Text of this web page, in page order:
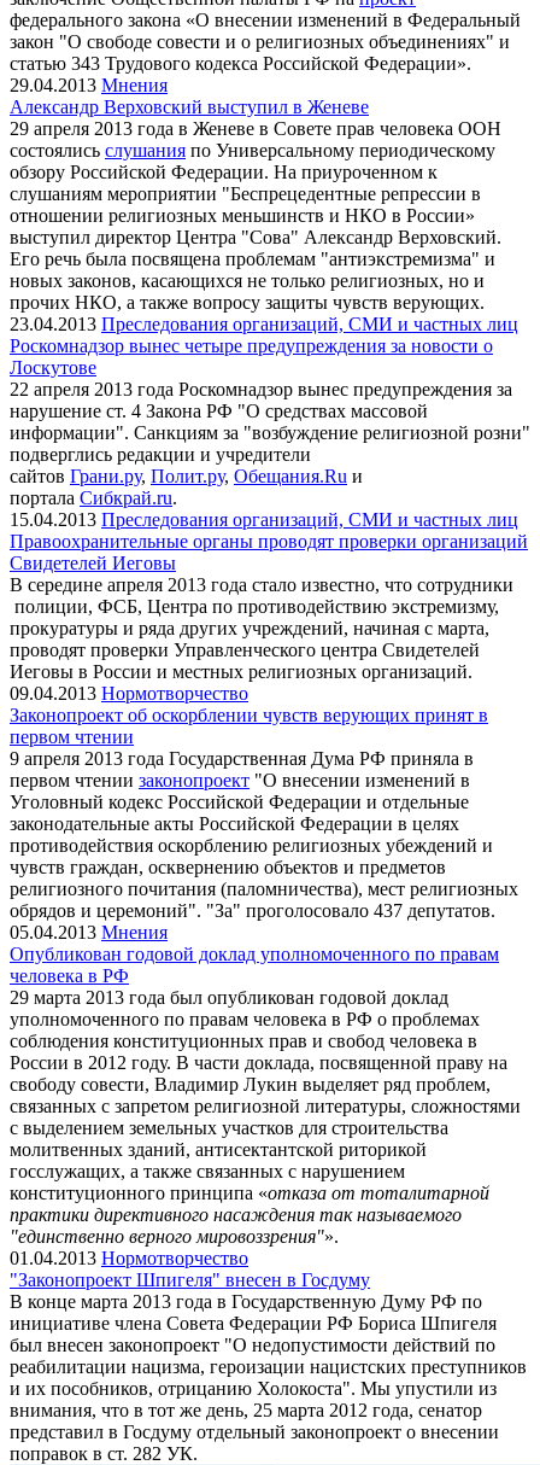
федерального закона «О внесении изменений в Федеральный
закон "О свободе совести и о религиозных объединениях" и
статью 343 Трудового кодекса Российской Федерации».
29.04.2013 Мнения
Александр Верховский выступил в Женеве
29 апреля 2013 года в Женеве в Совете прав человека ООН
состоялись слушания по Универсальному периодическому
обзору Российской Федерации. На приуроченном к
слушаниям мероприятии "Беспрецедентные репрессии в
отношении религиозных меньшинств и НКО в России»
выступил директор Центра "Сова" Александр Верховский.
Его речь была посвящена проблемам "антиэкстремизма" и
новых законов, касающихся не только религиозных, но и
прочих НКО, а также вопросу защиты чувств верующих.
23.04.2013 Преследования организаций, СМИ и частных лиц
Роскомнадзор вынес четыре предупреждения за новости о
Лоскутове
22 апреля 2013 года Роскомнадзор вынес предупреждения за
нарушение ст. 4 Закона РФ "О средствах массовой
информации". Санкциям за "возбуждение религиозной розни"
подверглись редакции и учредители
сайтов Грани.ру, Полит.ру, Обещания.Ru и
портала Сибкрай.ru.
15.04.2013 Преследования организаций, СМИ и частных лиц
Правоохранительные органы проводят проверки организаций
Свидетелей Иеговы
В середине апреля 2013 года стало известно, что сотрудники
полиции, ФСБ, Центра по противодействию экстремизму,
прокуратуры и ряда других учреждений, начиная с марта,
проводят проверки Управленческого центра Свидетелей
Иеговы в России и местных религиозных организаций.
09.04.2013 Нормотворчество
Законопроект об оскорблении чувств верующих принят в
первом чтении
9 апреля 2013 года Государственная Дума РФ приняла в
первом чтении законопроект "О внесении изменений в
Уголовный кодекс Российской Федерации и отдельные
законодательные акты Российской Федерации в целях
противодействия оскорблению религиозных убеждений и
чувств граждан, осквернению объектов и предметов
религиозного почитания (паломничества), мест религиозных
обрядов и церемоний". "За" проголосовало 437 депутатов.
05.04.2013 Мнения
Опубликован годовой доклад уполномоченного по правам
человека в РФ
29 марта 2013 года был опубликован годовой доклад
уполномоченного по правам человека в РФ о проблемах
соблюдения конституционных прав и свобод человека в
России в 2012 году. В части доклада, посвященной праву на
свободу совести, Владимир Лукин выделяет ряд проблем,
связанных с запретом религиозной литературы, сложностями
с выделением земельных участков для строительства
молитвенных зданий, антисектантской риторикой
госслужащих, а также связанных с нарушением
конституционного принципа «отказа от тоталитарной
практики директивного насаждения так называемого
"единственно верного мировоззрения"».
01.04.2013 Нормотворчество
"Законопроект Шпигеля" внесен в Госдуму
В конце марта 2013 года в Государственную Думу РФ по
инициативе члена Совета Федерации РФ Бориса Шпигеля
был внесен законопроект "О недопустимости действий по
реабилитации нацизма, героизации нацистских преступников
и их пособников, отрицанию Холокоста". Мы упустили из
внимания, что в тот же день, 25 марта 2012 года, сенатор
представил в Госдуму отдельный законопроект о внесении
поправок в ст. 282 УК.